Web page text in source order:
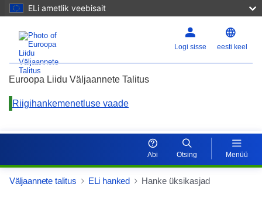
ELi ametlik veebisait
Logi sisse eesti keel
Euroopa Liidu Väljaannete Talitus
Riigihankemenetluse vaade
Abi Otsing Menüü
Väljaannete talitus ELi hanked Hanke üksikasjad